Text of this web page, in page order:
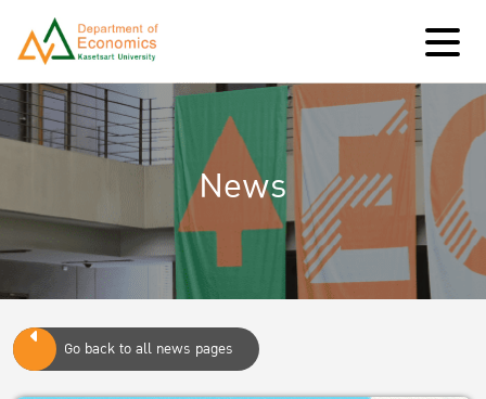
News
Go back to all news pages